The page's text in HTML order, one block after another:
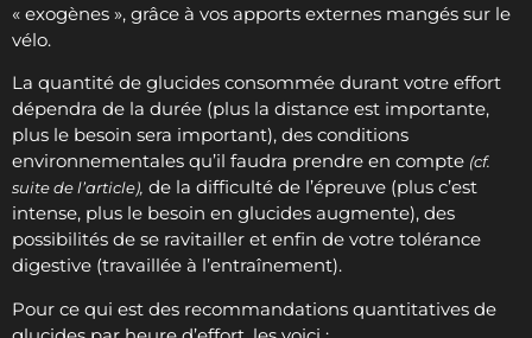
« exogènes », grâce à vos apports externes mangés sur le
vélo.
La quantité de glucides consommée durant votre effort
dépendra de la durée (plus la distance est importante,
plus le besoin sera important), des conditions
environnementales qu’il faudra prendre en compte (cf.
suite de l’article), de la difficulté de l’épreuve (plus c’est
intense, plus le besoin en glucides augmente), des
possibilités de se ravitailler et enfin de votre tolérance
digestive (travaillée à l’entraînement).
Pour ce qui est des recommandations quantitatives de